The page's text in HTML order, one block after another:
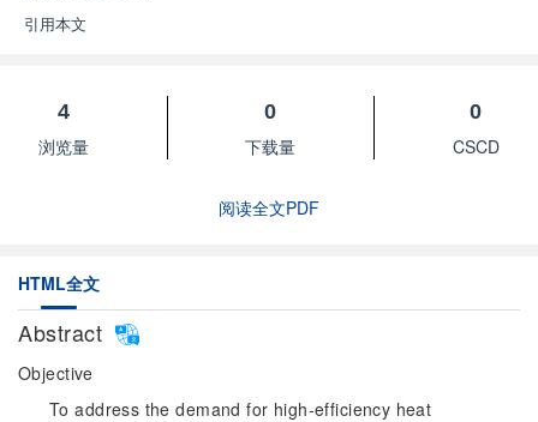
引用本文
4
浏览量
0
下载量
0
CSCD
阅读全文PDF
HTML全文
Abstract
Objective
To address the demand for high-efficiency heat